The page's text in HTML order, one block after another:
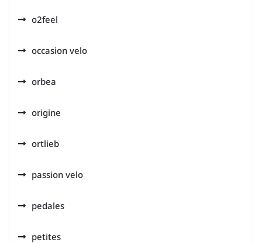
o2feel
occasion velo
orbea
origine
ortlieb
passion velo
pedales
petites